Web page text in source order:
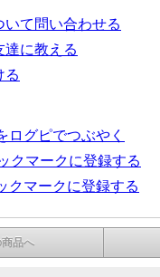
いて問い合わせる
達に教える
る
ログピでつぶやく
クマークに登録する
クマークに登録する
品へ